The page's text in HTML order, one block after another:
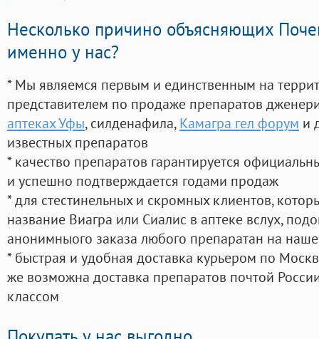
Несколько причино объясняющих
именно у нас?
* Мы являемся первым и единственным на
представителем по продаже препаратов
аптеках Уфы, силденафила, Камагра гел форум и
известных препаратов
* качество препаратов гарантируется
и успешно подтверждается годами продаж
* для стестинельных и скромных клиентов,
название Виагра или Сиалис в аптеке вслух,
анонимныого заказа любого препаратан на
* быстрая и удобная доставка курьером по
же возможна доставка препаратов почтой
классом